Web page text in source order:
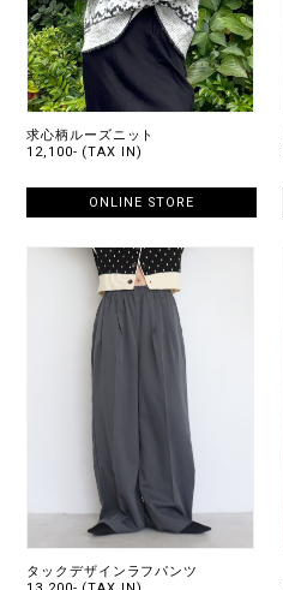
求心柄ルーズニット
12,100- (TAX IN)
ONLINE STORE
タックデザインラフパンツ